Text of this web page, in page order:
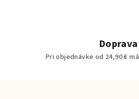
Pri objednávke od 24,90 €